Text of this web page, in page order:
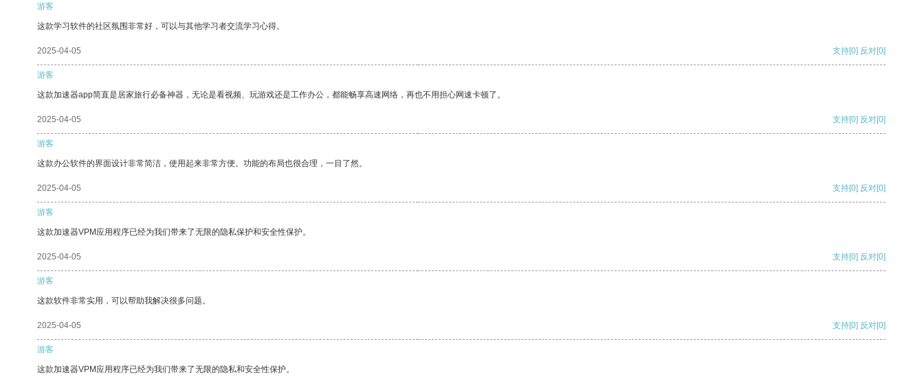
游客
这款学习软件的社区氛围非常好，可以与其他学习者交流学习心得。
2025-04-05 支持[0] 反对[0]
游客
这款加速器app简直是居家旅行必备神器，无论是看视频、玩游戏还是工作办公，都能畅享高速网络，再也不用担心网速卡顿了。
2025-04-05 支持[0] 反对[0]
游客
这款办公软件的界面设计非常简洁，使用起来非常方便。功能的布局也很合理，一目了然。
2025-04-05 支持[0] 反对[0]
游客
这款加速器VPM应用程序已经为我们带来了无限的隐私保护和安全性保护。
2025-04-05 支持[0] 反对[0]
游客
这款软件非常实用，可以帮助我解决很多问题。
2025-04-05 支持[0] 反对[0]
游客
这款加速器VPM应用程序已经为我们带来了无限的隐私和安全性保护。